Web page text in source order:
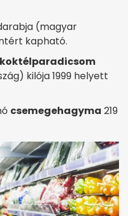
(magyar
kapható.
koktélparadicsom
kilója 1999 helyett
csemegehagyma 219